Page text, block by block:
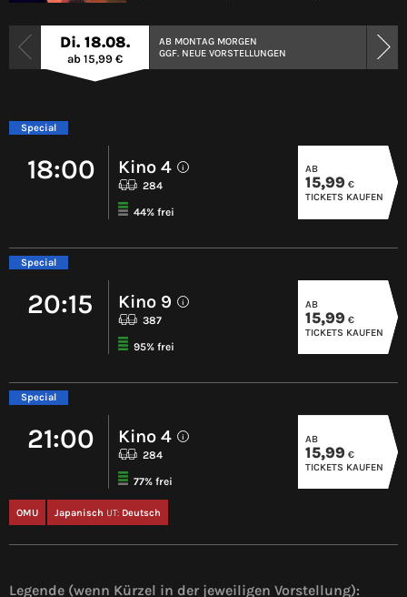
Di. 18.08.
ab 15,99 €
AB MONTAG MORGEN
GGF. NEUE VORSTELLUNGEN
Special
18:00 Kino 4 i
284
44% frei
AB
15,99 €
TICKETS KAUFEN
Special
20:15 Kino 9 i
387
95% frei
AB
15,99 €
TICKETS KAUFEN
Special
21:00 Kino 4 i
284
77% frei
OMU Japanisch UT: Deutsch
AB
15,99 €
TICKETS KAUFEN
Legende (wenn Kürzel in der jeweiligen Vorstellung):